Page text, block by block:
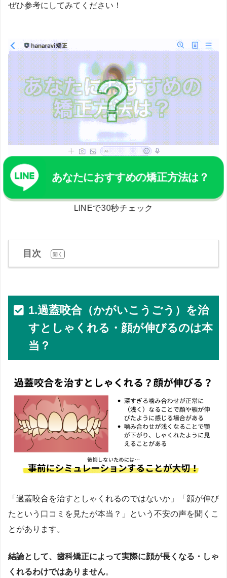
労働省指定のオンライン診療資格を取得し、テクノロジー
ぜひ参考にしてみてください！
あなたにおすすめの矯正方法は？
LINEで30秒チェック
目次 開く
1.過蓋咬合（かがいこうごう）を治
すとしゃくれる・顔が伸びるのは本
当？
「過蓋咬合を治すとしゃくれるのではないか」「顔が伸び
たという口コミを見たが本当？」という不安の声を聞くこ
とがあります。
結論として、歯科矯正によって実際に顔が長くなる・しゃ
くれるわけではありません。